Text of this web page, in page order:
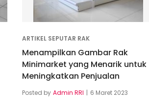
ARTIKEL SEPUTAR RAK
Menampilkan Gambar Rak
Minimarket yang Menarik untuk
Meningkatkan Penjualan
Posted by Admin RRI 6 Maret 2023